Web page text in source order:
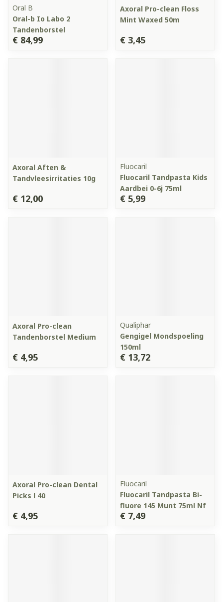
Oral B
Oral-b Io Labo 2
Tandenborstel
€ 84,99
Axoral Pro-clean Floss
Mint Waxed 50m
€ 3,45
Axoral Aften &
Tandvleesirritaties 10g
€ 12,00
Fluocaril
Fluocaril Tandpasta Kids
Aardbei 0-6j 75ml
€ 5,99
Axoral Pro-clean
Tandenborstel Medium
€ 4,95
Qualiphar
Gengigel Mondspoeling
150ml
€ 13,72
Axoral Pro-clean Dental
Picks l 40
€ 4,95
Fluocaril
Fluocaril Tandpasta Bi-
fluore 145 Munt 75ml Nf
€ 7,49